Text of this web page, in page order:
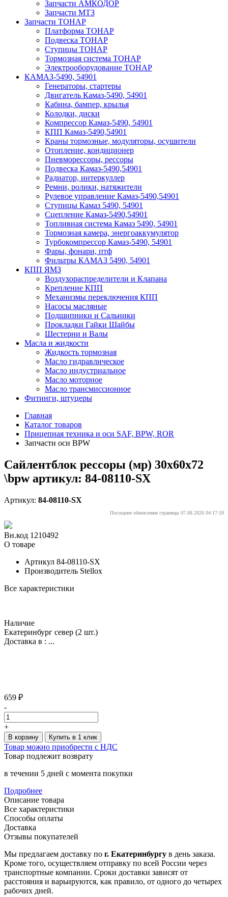
Запчасти АМКОДОР
Запчасти МТЗ
Запчасти ТОНАР
Платформа ТОНАР
Подвеска ТОНАР
Ступицы ТОНАР
Тормозная система ТОНАР
Электрооборудование ТОНАР
КАМАЗ-5490, 54901
Генераторы, стартеры
Двигатель Камаз-5490, 54901
Кабина, бампер, крылья
Колодки, диски
Компрессор Камаз-5490, 54901
КПП Камаз-5490,54901
Краны тормозные, модуляторы, осушители
Отопление, кондиционер
Пневморессоры, рессоры
Подвеска Камаз-5490,54901
Радиатор, интеркуллер
Ремни, ролики, натяжители
Рулевое управление Камаз-5490,54901
Ступицы Камаз 5490, 54901
Сцепление Камаз-5490,54901
Топливная система Камаз 5490, 54901
Тормозная камера, энергоаккумулятор
Турбокомпрессор Камаз-5490, 54901
Фары, фонари, птф
Фильтры КАМАЗ 5490, 54901
КПП ЯМЗ
Воздухораспределители и Клапана
Крепление КПП
Механизмы переключения КПП
Насосы масляные
Подшипники и Сальники
Прокладки Гайки Шайбы
Шестерни и Валы
Масла и жидкости
Жидкость тормозная
Масло гидравлическое
Масло индустриальное
Масло моторное
Масло трансмиссионное
Фитинги, штуцеры
Главная
Каталог товаров
Прицепная техника и оси SAF, BPW, ROR
Запчасти оси BPW
Сайлентблок рессоры (мр) 30x60x72
\bpw артикул: 84-08110-SX
Артикул: 84-08110-SX
Последнее обновление страницы 07.08.2026 04:17:18
Вн.код 1210492
О товаре
Артикул 84-08110-SX
Производитель Stellox
Все характеристики
Наличие
Екатеринбург север (2 шт.)
Доставка в : ...
659 ₽
-
+
В корзину Купить в 1 клик
Товар можно приобрести с НДС
Товар подлежит возврату
в течении 5 дней с момента покупки
Подробнее
Описание товара
Все характеристики
Способы оплаты
Доставка
Отзывы покупателей
Мы предлагаем доставку по г. Екатеринбургу в день заказа.
Кроме того, осуществляем отправку по всей России через
транспортные компании. Сроки доставки зависят от
расстояния и варьируются, как правило, от одного до четырех
рабочих дней.